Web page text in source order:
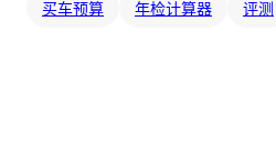
买车预算 年检计算器 评测